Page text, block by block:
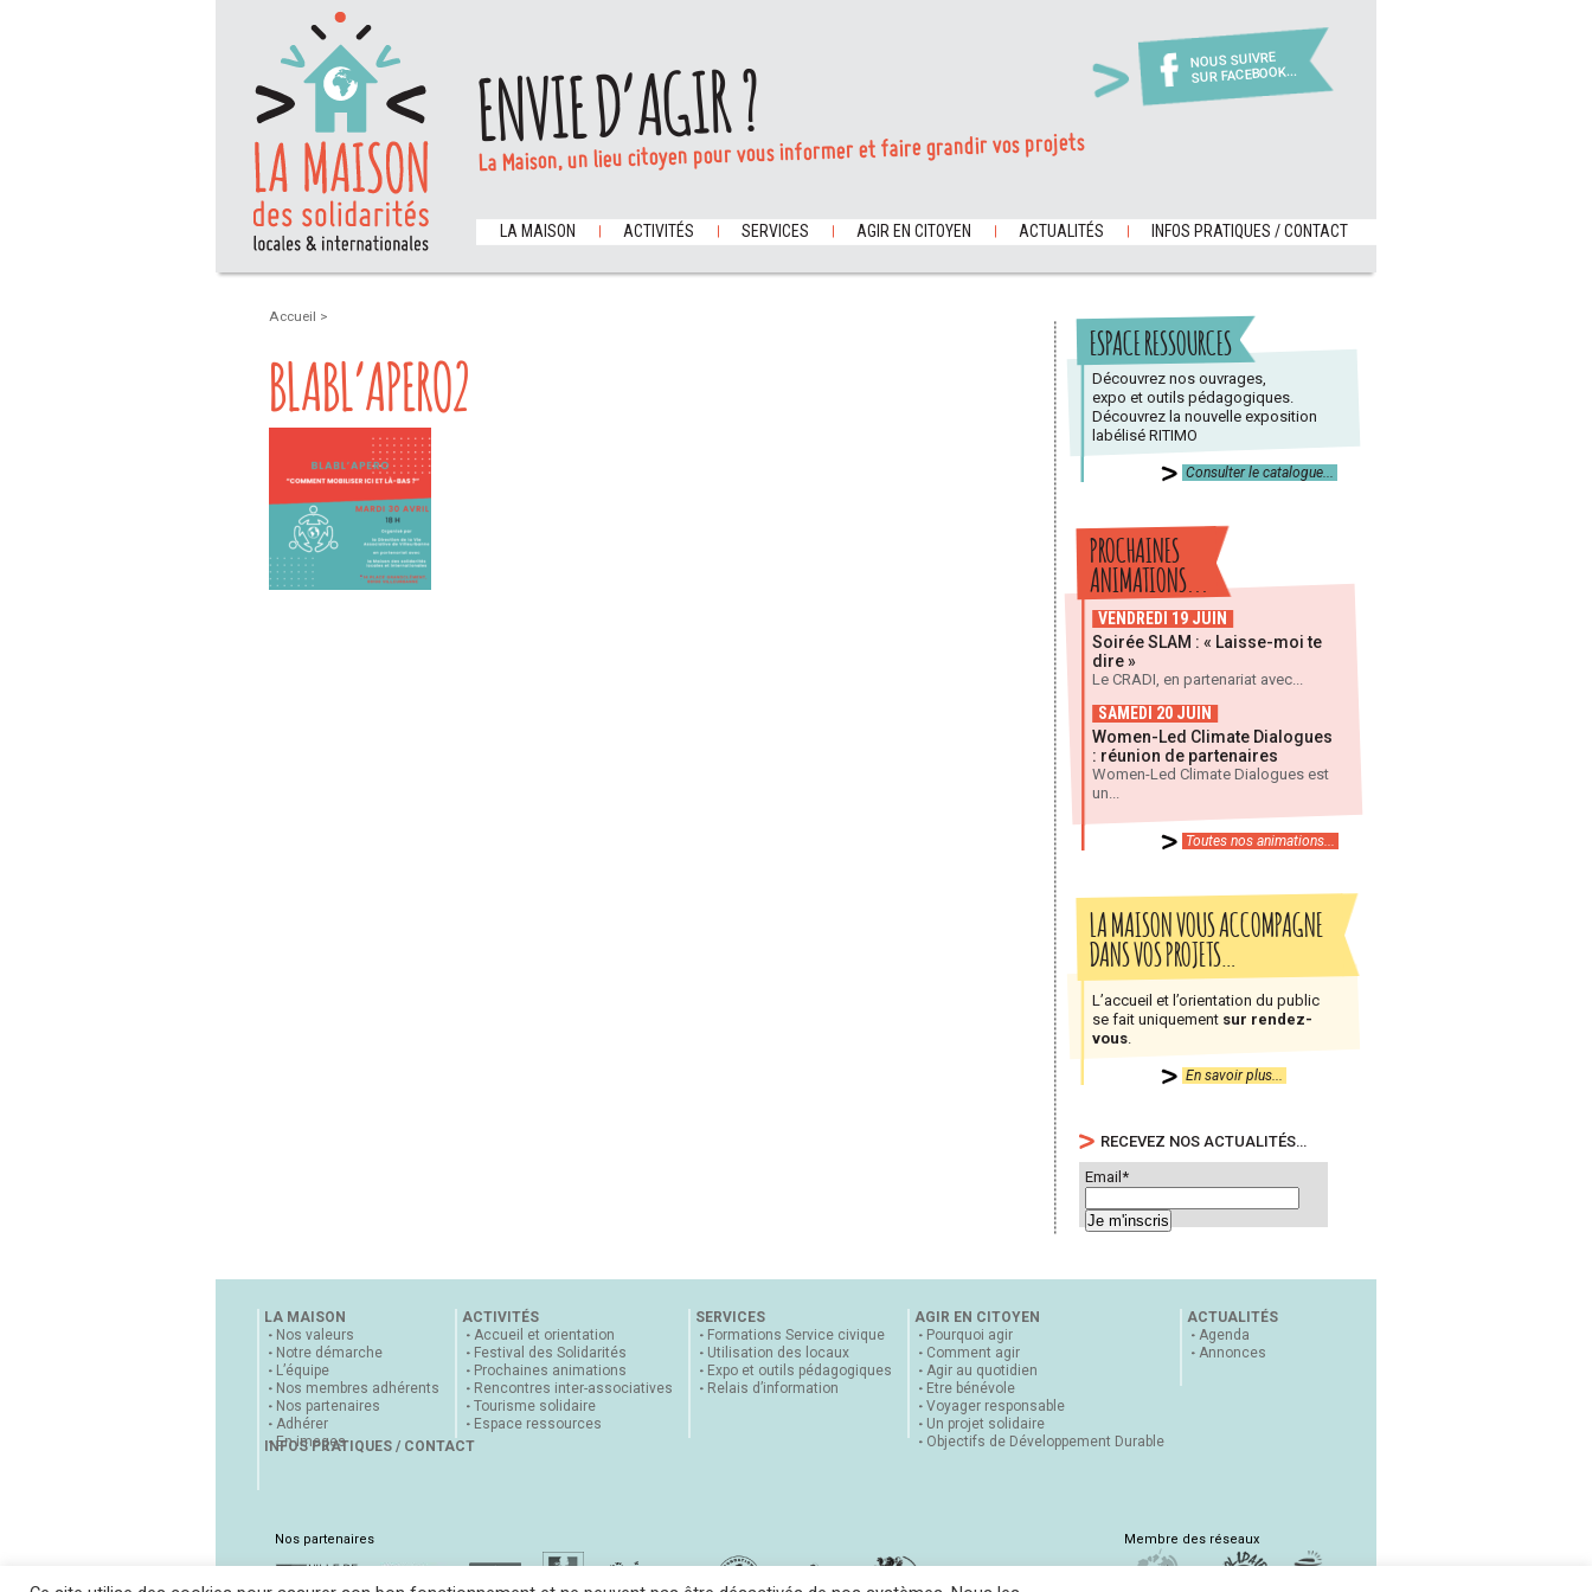
NOUS SUIVRE
SUR FACEBOOK...
ENVIE D’AGIR ?
La Maison, un lieu citoyen pour vous informer et faire grandir vos projets
LA MAISON ACTIVITÉS SERVICES AGIR EN CITOYEN ACTUALITÉS INFOS PRATIQUES / CONTACT
Accueil >
BLABL’APERO2
ESPACE RESSOURCES
Découvrez nos ouvrages,
expo et outils pédagogiques.
Découvrez la nouvelle exposition
labélisé RITIMO
Consulter le catalogue...
PROCHAINES
ANIMATIONS...
VENDREDI 19 JUIN
Soirée SLAM : « Laisse-moi te
dire »
Le CRADI, en partenariat avec...
SAMEDI 20 JUIN
Women-Led Climate Dialogues
: réunion de partenaires
Women-Led Climate Dialogues est
un...
Toutes nos animations...
LA MAISON VOUS ACCOMPAGNE
DANS VOS PROJETS…
L’accueil et l’orientation du public
se fait uniquement sur rendez-
vous
En savoir plus...
RECEVEZ NOS ACTUALITÉS…
Email*
LA MAISON
Nos valeurs
Notre démarche
L’équipe
Nos membres adhérents
Nos partenaires
Adhérer
En images
ACTIVITÉS
Accueil et orientation
Festival des Solidarités
Prochaines animations
Rencontres inter-associatives
Tourisme solidaire
Espace ressources
SERVICES
Formations Service civique
Utilisation des locaux
Expo et outils pédagogiques
Relais d’information
AGIR EN CITOYEN
Pourquoi agir
Comment agir
Agir au quotidien
Etre bénévole
Voyager responsable
Un projet solidaire
Objectifs de Développement Durable
ACTUALITÉS
Agenda
Annonces
INFOS PRATIQUES / CONTACT
Nos partenaires Membre des réseaux